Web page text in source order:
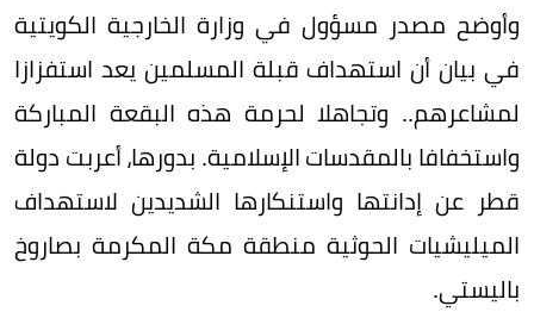
وأوضح مصدر مسؤول في وزارة الخارجية الكويتية
في بيان أن استهداف قبلة المسلمين يعد استفزازا
لمشاعرهم.. وتجاهلا لحرمة هذه البقعة المباركة
واستخفافا بالمقدسات الإسلامية. بدورها، أعربت دولة
قطر عن إدانتها واستنكارها الشديدين لاستهداف
الميليشيات الحوثية منطقة مكة المكرمة بصاروخ
باليستي.